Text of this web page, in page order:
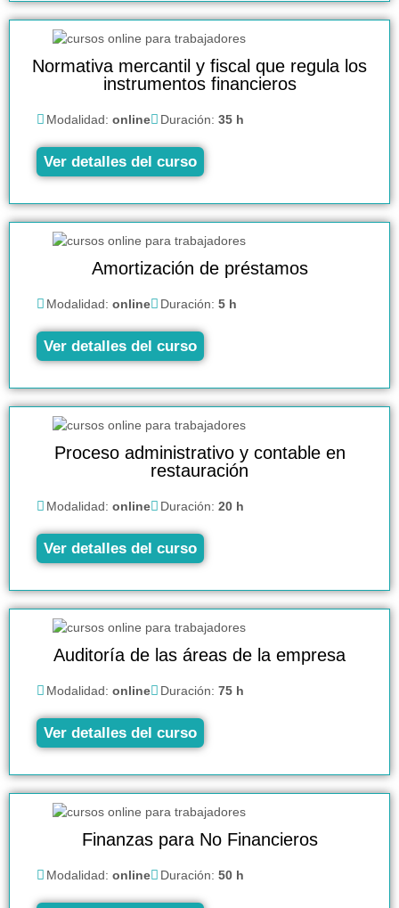
Normativa mercantil y fiscal que regula los
instrumentos financieros
Modalidad: online Duración: 35 h
Ver detalles del curso
Amortización de préstamos
Modalidad: online Duración: 5 h
Ver detalles del curso
Proceso administrativo y contable en
restauración
Modalidad: online Duración: 20 h
Ver detalles del curso
Auditoría de las áreas de la empresa
Modalidad: online Duración: 75 h
Ver detalles del curso
Finanzas para No Financieros
Modalidad: online Duración: 50 h